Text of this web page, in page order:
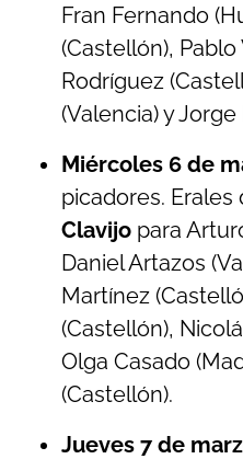
Fran Fernando
(Castellón),
Rodríguez
(Valencia) y
Miércoles 6 de
picadores. Erales
Clavijo para
Daniel Artazos
Martínez
(Castellón),
Olga Casado
(Castellón).
Jueves 7 de